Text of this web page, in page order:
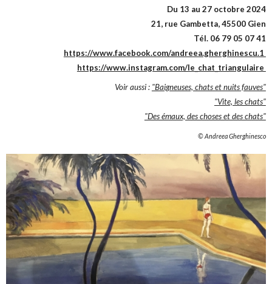
Du 13 au 27 octobre 2024
21, rue Gambetta, 45500 Gien
Tél. 06 79 05 07 41
https://www.facebook.com/andreea.gherghinescu.1
https://www.instagram.com/le_chat_triangulaire
Voir aussi : "Baigneuses, chats et nuits fauves"
"Vite, les chats"
"Des émaux, des choses et des chats"
© Andreea Gherghinesco